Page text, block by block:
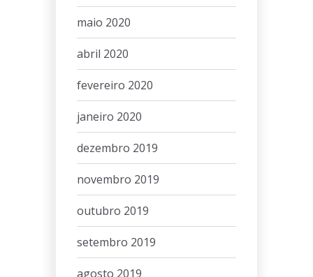
maio 2020
abril 2020
fevereiro 2020
janeiro 2020
dezembro 2019
novembro 2019
outubro 2019
setembro 2019
agosto 2019